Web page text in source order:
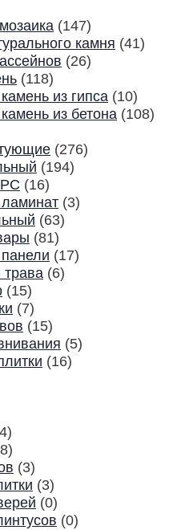
(147)
камня (41)
(26)
(118)
из гипса (10)
из бетона (108)
(276)
(194)
(16)
(3)
(63)
(81)
(17)
трава (6)
(15)
(7)
(15)
(5)
(16)
(3)
(3)
(0)
(0)